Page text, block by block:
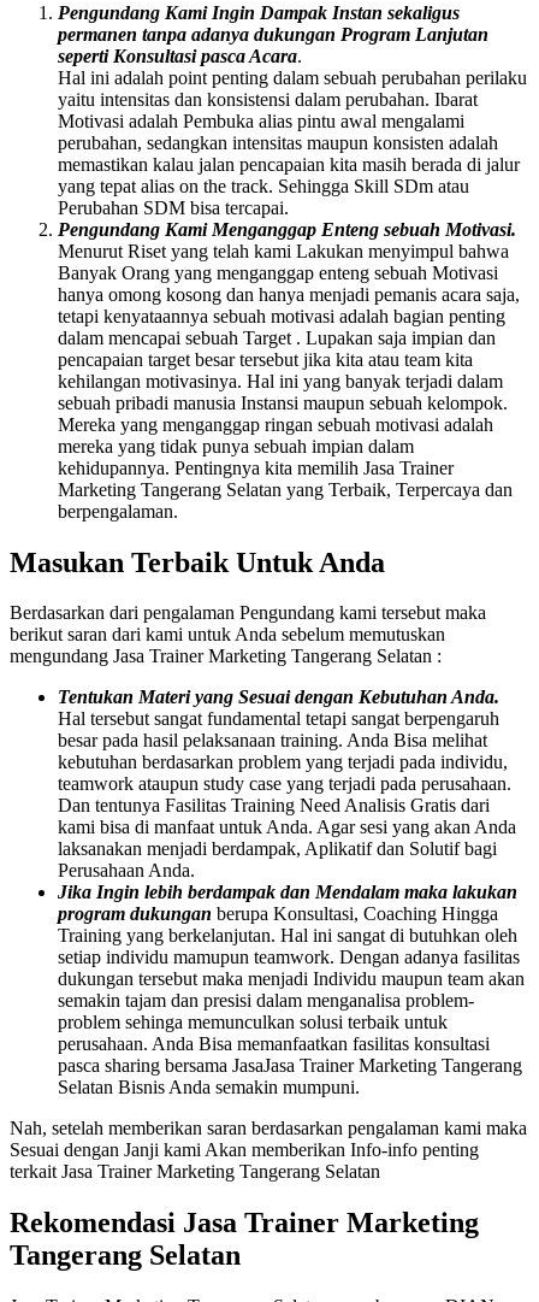
Pengundang Kami Ingin Dampak Instan sekaligus
permanen tanpa adanya dukungan Program Lanjutan
seperti Konsultasi pasca Acara.
Hal ini adalah point penting dalam sebuah perubahan perilaku
yaitu intensitas dan konsistensi dalam perubahan. Ibarat
Motivasi adalah Pembuka alias pintu awal mengalami
perubahan, sedangkan intensitas maupun konsisten adalah
memastikan kalau jalan pencapaian kita masih berada di jalur
yang tepat alias on the track. Sehingga Skill SDm atau
Perubahan SDM bisa tercapai.
Pengundang Kami Menganggap Enteng sebuah Motivasi.
Menurut Riset yang telah kami Lakukan menyimpul bahwa
Banyak Orang yang menganggap enteng sebuah Motivasi
hanya omong kosong dan hanya menjadi pemanis acara saja,
tetapi kenyataannya sebuah motivasi adalah bagian penting
dalam mencapai sebuah Target . Lupakan saja impian dan
pencapaian target besar tersebut jika kita atau team kita
kehilangan motivasinya. Hal ini yang banyak terjadi dalam
sebuah pribadi manusia Instansi maupun sebuah kelompok.
Mereka yang menganggap ringan sebuah motivasi adalah
mereka yang tidak punya sebuah impian dalam
kehidupannya. Pentingnya kita memilih Jasa Trainer
Marketing Tangerang Selatan yang Terbaik, Terpercaya dan
berpengalaman.
Masukan Terbaik Untuk Anda
Berdasarkan dari pengalaman Pengundang kami tersebut maka
berikut saran dari kami untuk Anda sebelum memutuskan
mengundang Jasa Trainer Marketing Tangerang Selatan :
Tentukan Materi yang Sesuai dengan Kebutuhan Anda.
Hal tersebut sangat fundamental tetapi sangat berpengaruh
besar pada hasil pelaksanaan training. Anda Bisa melihat
kebutuhan berdasarkan problem yang terjadi pada individu,
teamwork ataupun study case yang terjadi pada perusahaan.
Dan tentunya Fasilitas Training Need Analisis Gratis dari
kami bisa di manfaat untuk Anda. Agar sesi yang akan Anda
laksanakan menjadi berdampak, Aplikatif dan Solutif bagi
Perusahaan Anda.
Jika Ingin lebih berdampak dan Mendalam maka lakukan
program dukungan berupa Konsultasi, Coaching Hingga
Training yang berkelanjutan. Hal ini sangat di butuhkan oleh
setiap individu mamupun teamwork. Dengan adanya fasilitas
dukungan tersebut maka menjadi Individu maupun team akan
semakin tajam dan presisi dalam menganalisa problem-
problem sehinga memunculkan solusi terbaik untuk
perusahaan. Anda Bisa memanfaatkan fasilitas konsultasi
pasca sharing bersama JasaJasa Trainer Marketing Tangerang
Selatan Bisnis Anda semakin mumpuni.
Nah, setelah memberikan saran berdasarkan pengalaman kami maka
Sesuai dengan Janji kami Akan memberikan Info-info penting
terkait Jasa Trainer Marketing Tangerang Selatan
Rekomendasi Jasa Trainer Marketing
Tangerang Selatan